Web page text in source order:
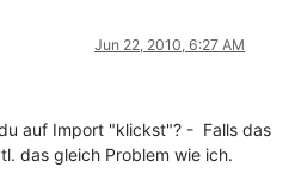
Jun 22, 2010, 6:27 AM
auf Import "klickst"? - Falls das
das gleich Problem wie ich.